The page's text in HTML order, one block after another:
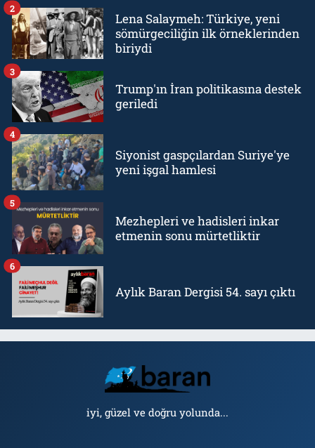
Lena Salaymeh: Türkiye, yeni
sömürgeciliğin ilk örneklerinden
biriydi
2
Trump'ın İran politikasına destek
geriledi
3
Siyonist gaspçılardan Suriye'ye
yeni işgal hamlesi
4
Mezhepleri ve hadisleri inkar
etmenin sonu mürtetliktir
5
Aylık Baran Dergisi 54. sayı çıktı
6
iyi, güzel ve doğru yolunda...